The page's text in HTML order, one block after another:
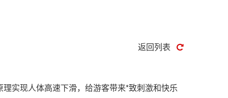
返回列表
实现人体高速下滑，给游客带来*致刺激和快乐